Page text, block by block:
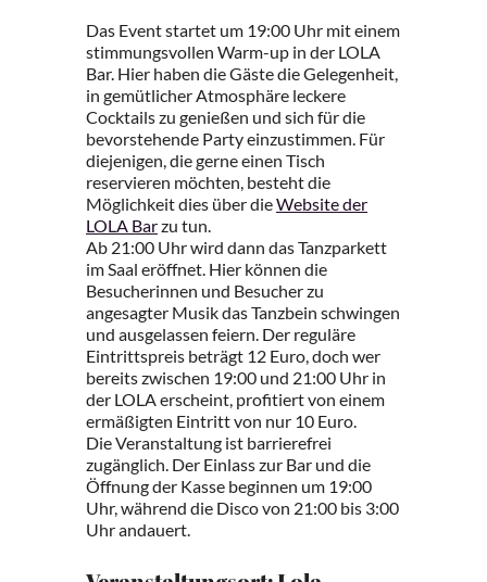
Das Event startet um 19:00 Uhr mit einem
stimmungsvollen Warm-up in der LOLA
Bar. Hier haben die Gäste die Gelegenheit,
in gemütlicher Atmosphäre leckere
Cocktails zu genießen und sich für die
bevorstehende Party einzustimmen. Für
diejenigen, die gerne einen Tisch
reservieren möchten, besteht die
Möglichkeit dies über dieWebsite der
LOLA Barzu tun.
Ab 21:00 Uhr wird dann das Tanzparkett
im Saal eröffnet. Hier können die
Besucherinnen und Besucher zu
angesagter Musik das Tanzbein schwingen
und ausgelassen feiern. Der reguläre
Eintrittspreis beträgt 12 Euro, doch wer
bereits zwischen 19:00 und 21:00 Uhr in
der LOLA erscheint, profitiert von einem
ermäßigten Eintritt von nur 10 Euro.
Die Veranstaltung ist barrierefrei
zugänglich. Der Einlass zur Bar und die
Öffnung der Kasse beginnen um 19:00
Uhr, während die Disco von 21:00 bis 3:00
Uhr andauert.